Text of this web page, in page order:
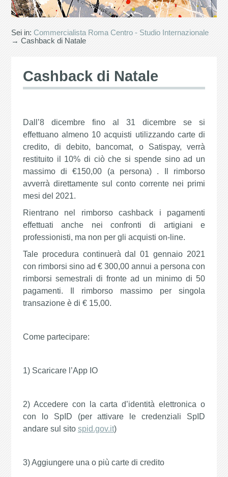
Sei in:Commercialista Roma Centro - Studio Internazionale
→ Cashback di Natale
Cashback di Natale
Dall’8 dicembre fino al 31 dicembre se si
effettuano almeno 10 acquisti utilizzando carte di
credito, di debito, bancomat, o Satispay, verrà
restituito il 10% di ciò che si spende sino ad un
massimo di €150,00 (a persona) . Il rimborso
avverrà direttamente sul conto corrente nei primi
mesi del 2021.
Rientrano nel rimborso cashback i pagamenti
effettuati anche nei confronti di artigiani e
professionisti, ma non per gli acquisti on-line.
Tale procedura continuerà dal 01 gennaio 2021
con rimborsi sino ad € 300,00 annui a persona con
rimborsi semestrali di fronte ad un minimo di 50
pagamenti. Il rimborso massimo per singola
transazione è di € 15,00.
Come partecipare:
1) Scaricare l’App IO
2) Accedere con la carta d’identità elettronica o
con lo SpID (per attivare le credenziali SpID
andare sul sito spid.gov.it)
3) Aggiungere una o più carte di credito